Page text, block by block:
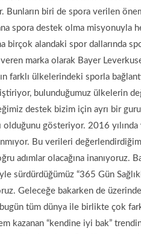
Bunların biri de spora verilen
spora destek olma misyonuyla
birçok alandaki spor dallarında
marka olarak Bayer
ülkelerindeki sporla
bulunduğumuz ülkelerin
destek bizim için ayrı bir
gösteriyor. 2016 yılında
Bu verileri
adımlar olacağına inanıyoruz.
sürdürdüğümüz “365 Gün
Geleceğe bakarken de üzerinde
bugün tüm dünya ile birlikte çok
kazanan “kendine iyi bak”